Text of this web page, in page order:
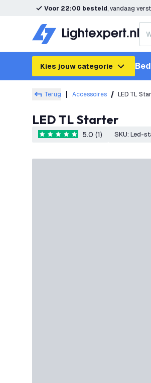
Voor 22:00 besteld, vandaag
Kies jouw categorie
Terug Accessoires LED TL
LED TL Starter
5 score sterren5.0 (1) SKU: Led-